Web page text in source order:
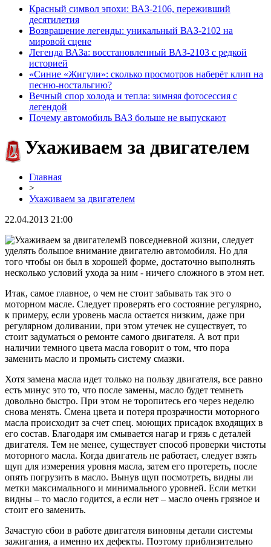
Красный символ эпохи: ВАЗ-2106, переживший
десятилетия
Возвращение легенды: уникальный ВАЗ-2102 на
мировой сцене
Легенда ВАЗа: восстановленный ВАЗ-2103 с редкой
историей
«Синие «Жигули»: сколько просмотров наберёт клип на
песню-ностальгию?
Вечный спор холода и тепла: зимняя фотосессия с
легендой
Почему автомобиль ВАЗ больше не выпускают
Ухаживаем за двигателем
Главная
>
Ухаживаем за двигателем
22.04.2013 21:00
В повседневной жизни, следует
уделять большое внимание двигателю автомобиля. Но для
того чтобы он был в хорошей форме, достаточно выполнять
несколько условий ухода за ним - ничего сложного в этом нет.
Итак, самое главное, о чем не стоит забывать так это о
моторном масле. Следует проверять его состояние регулярно,
к примеру, если уровень масла остается низким, даже при
регулярном доливании, при этом утечек не существует, то
стоит задуматься о ремонте самого двигателя. А вот при
наличии темного цвета масла говорит о том, что пора
заменить масло и промыть систему смазки.
Хотя замена масла идет только на пользу двигателя, все равно
есть минус это то, что после замены, масло будет темнеть
довольно быстро. При этом не торопитесь его через неделю
снова менять. Смена цвета и потеря прозрачности моторного
масла происходит за счет спец. моющих присадок входящих в
его состав. Благодаря им смывается нагар и грязь с деталей
двигателя. Тем не менее, существует способ проверки чистоты
моторного масла. Когда двигатель не работает, следует взять
щуп для измерения уровня масла, затем его протереть, после
опять погрузить в масло. Вынув щуп посмотреть, видны ли
метки максимального и минимального уровней. Если метки
видны – то масло годится, а если нет – масло очень грязное и
стоит его заменить.
Зачастую сбои в работе двигателя виновны детали системы
зажигания, а именно их дефекты. Поэтому приблизительно